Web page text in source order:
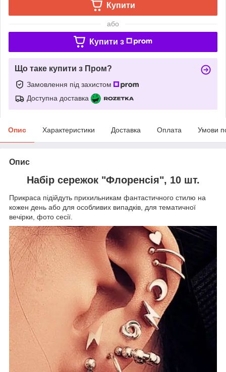
Купити
або
Купити з
Що таке купити з Пром?
Замовлення під захистом
Доступна доставка
Опис Характеристики Доставка Оплата Умови
Опис
Набір сережок "Флоренсія", 10 шт.
Прикраса підійдуть прихильникам фантастичного стилю на
кожен день або для особливих випадків, для тематичної
вечірки, фото сесії.